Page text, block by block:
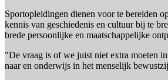
Sportopleidingen dienen voor te bereiden
kennis van geschiedenis en cultuur bij te
brede persoonlijke en maatschappelijke
"De vraag is of we juist niet extra moeten
naar en onderwijs in het menselijk